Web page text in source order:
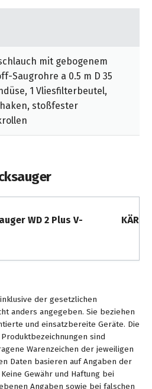
mit gebogenem
Saugrohre a 0.5 m D 35
1 Vliesfilterbeutel,
stoßfester
WD 2 Plus V-
der gesetzlichen
anders angegeben. Sie beziehen
und einsatzbereite Geräte. Die
sind
Warenzeichen der jeweiligen
Daten basieren auf Angaben der
Gewähr und Haftung bei
Angaben sowie bei falschen